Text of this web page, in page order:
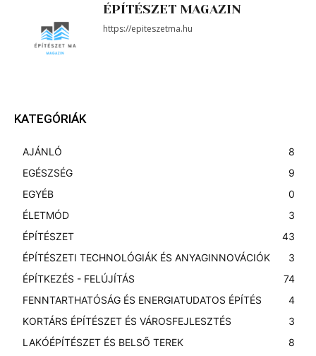
ÉPÍTÉSZET MAGAZIN
https://epiteszetma.hu
KATEGÓRIÁK
AJÁNLÓ
8
EGÉSZSÉG
9
EGYÉB
0
ÉLETMÓD
3
ÉPÍTÉSZET
43
ÉPÍTÉSZETI TECHNOLÓGIÁK ÉS ANYAGINNOVÁCIÓK
3
ÉPÍTKEZÉS - FELÚJÍTÁS
74
FENNTARTHATÓSÁG ÉS ENERGIATUDATOS ÉPÍTÉS
4
KORTÁRS ÉPÍTÉSZET ÉS VÁROSFEJLESZTÉS
3
LAKÓÉPÍTÉSZET ÉS BELSŐ TEREK
8